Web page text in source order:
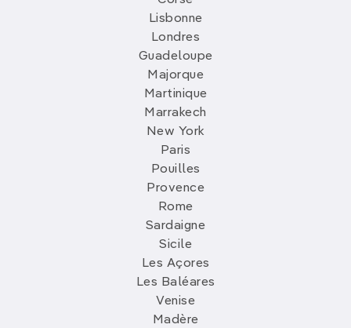
Lisbonne
Londres
Guadeloupe
Majorque
Martinique
Marrakech
New York
Paris
Pouilles
Provence
Rome
Sardaigne
Sicile
Les Açores
Les Baléares
Venise
Madère